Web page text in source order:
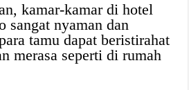
kamar-kamar di hotel
sangat nyaman dan
tamu dapat beristirahat
merasa seperti di rumah